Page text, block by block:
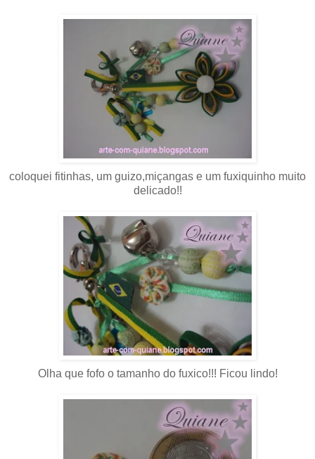
coloquei fitinhas, um guizo,miçangas e um fuxiquinho muito
delicado!!
Olha que fofo o tamanho do fuxico!!! Ficou lindo!